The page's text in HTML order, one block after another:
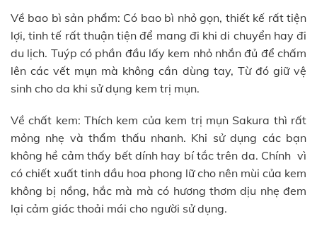
Về bao bì sản phẩm: Có bao bì nhỏ gọn, thiết kế rất tiện
lợi, tinh tế rất thuận tiện để mang đi khi di chuyển hay đi
du lịch. Tuýp có phần đầu lấy kem nhỏ nhắn đủ để chấm
lên các vết mụn mà không cần dùng tay, Từ đó giữ vệ
sinh cho da khi sử dụng kem trị mụn.
Về chất kem: Thích kem của kem trị mụn Sakura thì rất
mỏng nhẹ và thẩm thấu nhanh. Khi sử dụng các bạn
không hề cảm thấy bết dính hay bí tắc trên da. Chính vì
có chiết xuất tinh dầu hoa phong lữ cho nên mùi của kem
không bị nồng, hắc mà mà có hương thơm dịu nhẹ đem
lại cảm giác thoải mái cho người sử dụng.